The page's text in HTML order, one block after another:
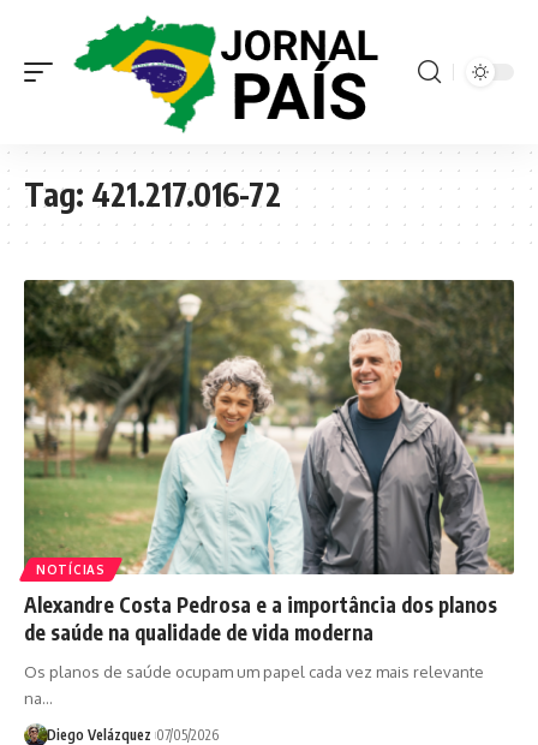
Tag: 421.217.016-72
NOTÍCIAS
Alexandre Costa Pedrosa e a importância dos planos
de saúde na qualidade de vida moderna
Os planos de saúde ocupam um papel cada vez mais relevante
na…
Diego Velázquez 07/05/2026